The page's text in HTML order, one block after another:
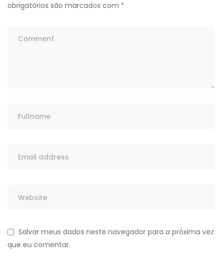
obrigatórios são marcados com *
Salvar meus dados neste navegador para a próxima vez
que eu comentar.